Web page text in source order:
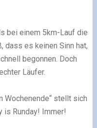
bei einem 5km-Lauf die
dass es keinen Sinn hat,
begonnen. Doch
Läufer.
Wochenende“ stellt sich
is Runday! Immer!